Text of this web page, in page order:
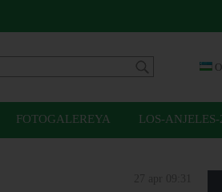
FOTOGALEREYA LOS-ANJELES-